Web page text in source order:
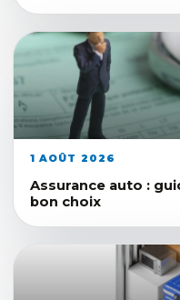
1 AOÛT 2026
Assurance auto :
bon choix